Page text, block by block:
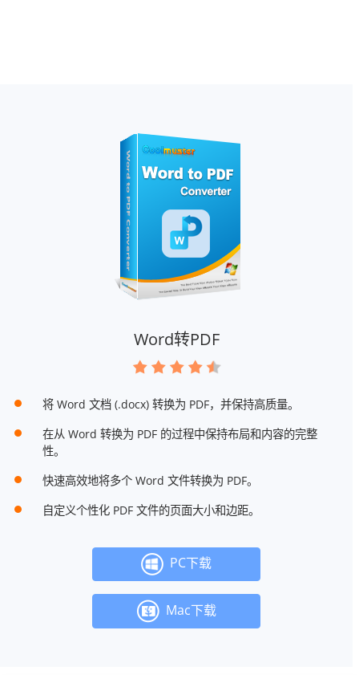
Word转PDF
将 Word 文档 (.docx) 转换为 PDF，并保持高质量。
在从 Word 转换为 PDF 的过程中保持布局和内容的完整
性。
快速高效地将多个 Word 文件转换为 PDF。
自定义个性化 PDF 文件的页面大小和边距。
PC下载
Mac下载